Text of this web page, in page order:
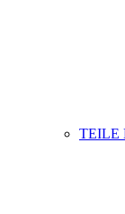
TEILE